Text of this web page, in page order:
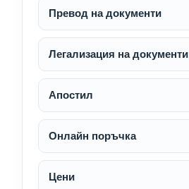
Превод на документи
Легализация на документи
Апостил
Онлайн поръчка
Цени